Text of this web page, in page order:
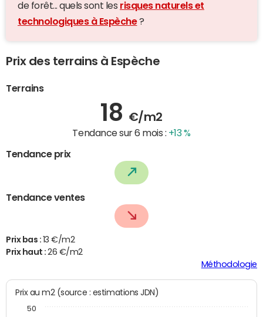
de forêt... quels sont les risques naturels et
technologiques à Espèche?
Prix des terrains à Espèche
Terrains
18 €/m2
Tendance sur 6 mois : +13 %
Tendance prix
Tendance ventes
Prix bas : 13 €/m2
Prix haut :26 €/m2
Méthodologie
Prix au m2 (source : estimations JDN)
50